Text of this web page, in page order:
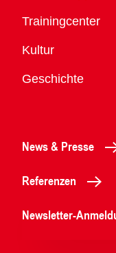
Trainingcenter
Kultur
Geschichte
News & Presse
Referenzen
Newsletter-